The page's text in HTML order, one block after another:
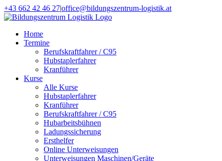
Zum
Inhalt
+43 662 42 46 27|office@bildungszentrum-logistik.at
Facebook
E-
Home
Termine
Berufskraftfahrer / C95
Hubstaplerfahrer
Kranführer
Kurse
Alle Kurse
Hubstaplerfahrer
Kranführer
Berufskraftfahrer / C95
Hubarbeitsbühnen
Ladungssicherung
Ersthelfer
Online Unterweisungen
Unterweisungen Maschinen/Geräte